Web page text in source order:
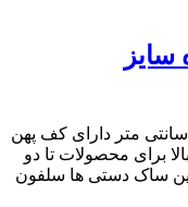
۲۰ در ۲۰ در ۲۰ سانتی متر دارای کف پهن
محصولات تا دو
دستی ها سلفون